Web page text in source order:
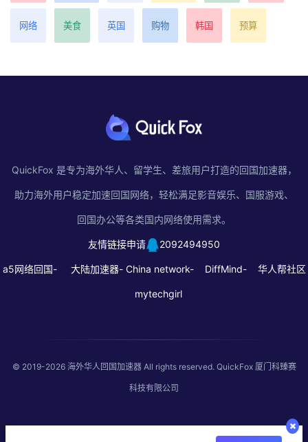
网络 美食 英国 购物 韩国 预算
QuickFox 是专为海外华人、留学生、差旅用户打造的回国加速器，
助力海外用户稳定加速回国网络，轻松满足影音娱乐、国服游戏、
回国办公等各类国内网络使用需求。
友情链接申请 2092494950
a5网络回国- 大陆加速器- China network- DiffMind- 华人帮社区
mytechgirl
© 2019-2026 海外华人回国加速器All rights reserved. QuickFox 厦门科臻赛
科技有限公司